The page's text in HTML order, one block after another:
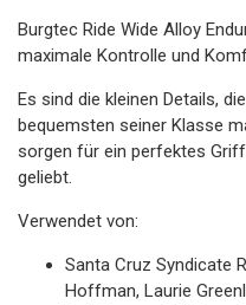
Burgtec Ride Wide Alloy
maximale Kontrolle und
Es sind die kleinen Details,
bequemsten seiner Klasse
sorgen für ein perfektes
geliebt.
Verwendet von:
Santa Cruz Syndicate
Hoffman, Laurie